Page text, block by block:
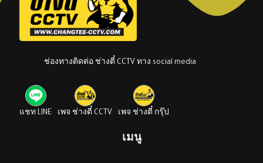
ช่องทางติดต่อ ช่างตี๋ CCTV ทาง social media
แชท LINE เพจ ช่างตี๋ CCTV เพจ ช่างตี๋ กรุ๊ป
เมนู